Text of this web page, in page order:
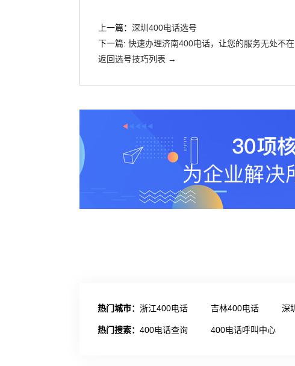
上一篇： 深圳400电话选号
下一篇: 快速办理济南400电话，让您的服务无处不在
返回选号技巧列表 →
热门城市： 浙江400电话 吉林400电话 深
热门搜索： 400电话查询 400电话呼叫中心